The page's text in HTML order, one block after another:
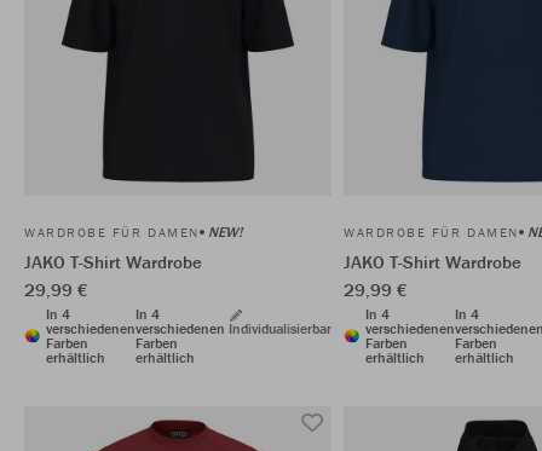
WARDROBE FÜR DAMEN NEW!
JAKO T-Shirt Wardrobe
29,99 €
In 4
verschiedenen
Farben
erhältlich
In 4
verschiedenen
Farben
erhältlich
Individualisierbar
WARDROBE FÜR DAMEN
JAKO T-Shirt Wardrobe
29,99 €
In 4
verschiedenen
Farben
erhältlich
In 4
Farben
erhältlich